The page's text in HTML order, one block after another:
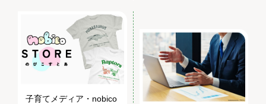
子育てメディア・nobico